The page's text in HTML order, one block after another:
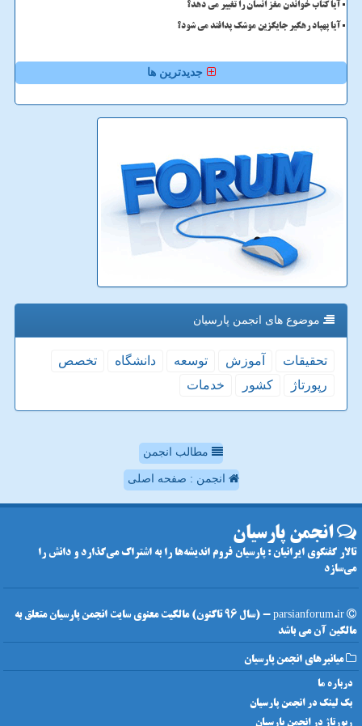
آیا کتاب خواندن مغز انسان را تغییر می دهد؟
آیا پهپاد رهگیر جایگزین موشک پدافند می شود؟
جدیدترین ها
موضوع های انجمن پارسیان
تحقیقات آموزش توسعه دانشگاه
تخصص
رپورتاژ
كشور خدمات
مطالب انجمن
انجمن : صفحه اصلی
انجمن پارسیان
تالار گفتگوی ایرانیان : پارسیان فروم اندیشه‌ها را به اشتراک می‌گذارد و دانش را
می‌سازد
parsianforum.ir - (سال 96 تاکنون) مالکیت معنوی سایت انجمن پارسیان متعلق به
مالکین آن می باشد
میانبرهای انجمن پارسیان
درباره ما
بک لینک در انجمن پارسیان
رپورتاژ در انجمن پارسیان